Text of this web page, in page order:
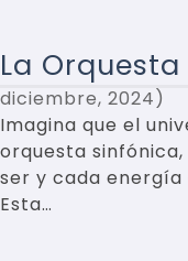
La
diciembre, 2024
Imagina que el
orquesta
ser y cada energía
Esta…